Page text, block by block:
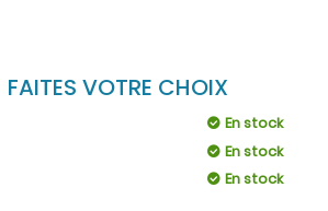
FAITES VOTRE CHOIX
En stock
En stock
En stock